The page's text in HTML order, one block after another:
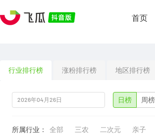
首页
行业排行榜 涨粉排行榜 地区排行榜
日榜 周榜
所属行业： 全部 三农 二次元 亲子